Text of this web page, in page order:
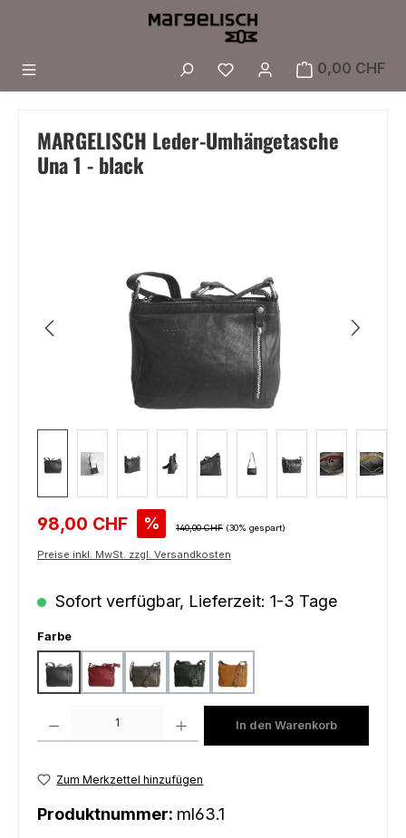
Zum Hauptinhalt springen
Du hast 0 Produkte
0,00 CHF
MARGELISCH Leder-Umhängetasche
Una 1 - black
Verkaufspreis:
98,00 CHF % Regulärer Preis:
140,00 CHF (30% gespart)
Preise inkl. MwSt. zzgl. Versandkosten
Sofort verfügbar, Lieferzeit: 1-3 Tage
Farbeauswählen
black bordeaux
grey petrolyellow
In den Warenkorb
Zum Merkzettel hinzufügen
Produktnummer: ml63.1